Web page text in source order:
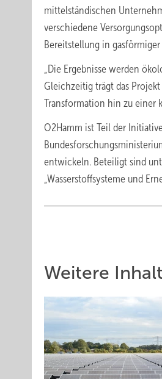
mittelständischen
verschiedene
Bereitstellung in
„Die Ergebnisse werden
Gleichzeitig trägt das
Transformation hin zu einer
O2Hamm ist Teil der
entwickeln. Beteiligt sind
„Wasserstoffsysteme und
Weitere